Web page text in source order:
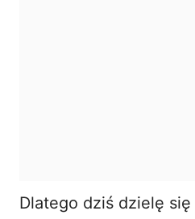
Dlatego dziś dzielę